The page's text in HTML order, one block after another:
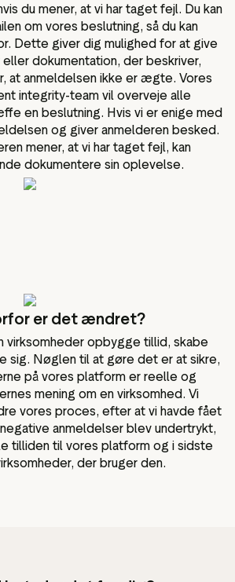
du mener, at vi har taget fejl. Du kan
om vores beslutning, så du kan
Dette giver dig mulighed for at give
dokumentation, der beskriver,
at anmeldelsen ikke er ægte. Vores
integrity-team vil overveje alle
en beslutning. Hvis vi er enige med
og giver anmelderen besked.
mener, at vi har taget fejl, kan
dokumentere sin oplevelse.
er det ændret?
virksomheder opbygge tillid, skabe
sig. Nøglen til at gøre det er at sikre,
på vores platform er reelle og
mening om en virksomhed. Vi
vores proces, efter at vi havde fået
anmeldelser blev undertrykt,
tilliden til vores platform og i sidste
der bruger den.